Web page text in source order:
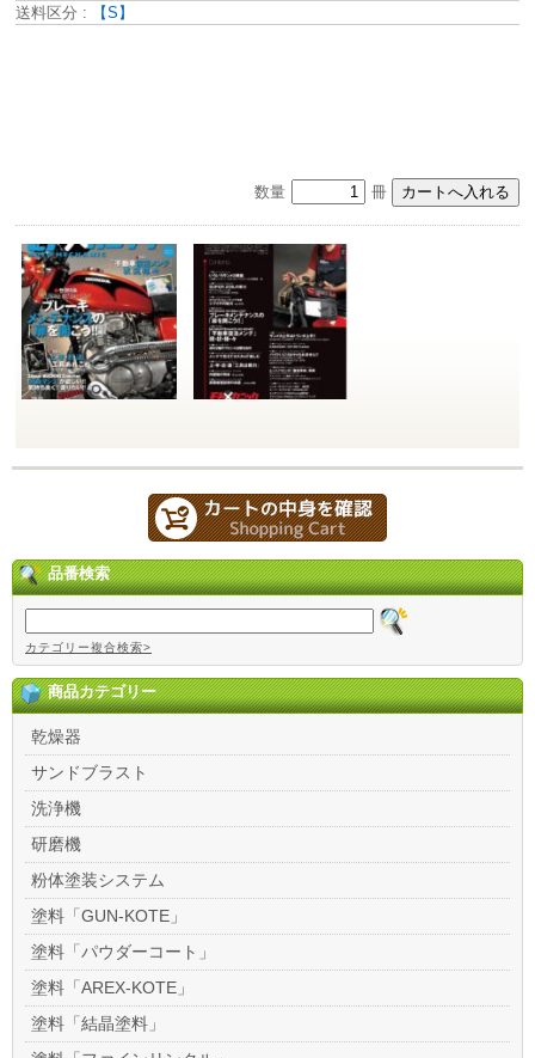
送料区分 :
【S】
数量 冊
品番検索
カテゴリー複合検索>
商品カテゴリー
乾燥器
サンドブラスト
洗浄機
研磨機
粉体塗装システム
塗料「GUN-KOTE」
塗料「パウダーコート」
塗料「AREX-KOTE」
塗料「結晶塗料」